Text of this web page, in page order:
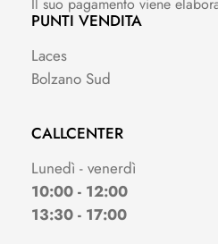
PUNTI VENDITA
Laces
Bolzano Sud
CALLCENTER
Lunedì - venerdì
10:00 - 12:00
13:30 - 17:00